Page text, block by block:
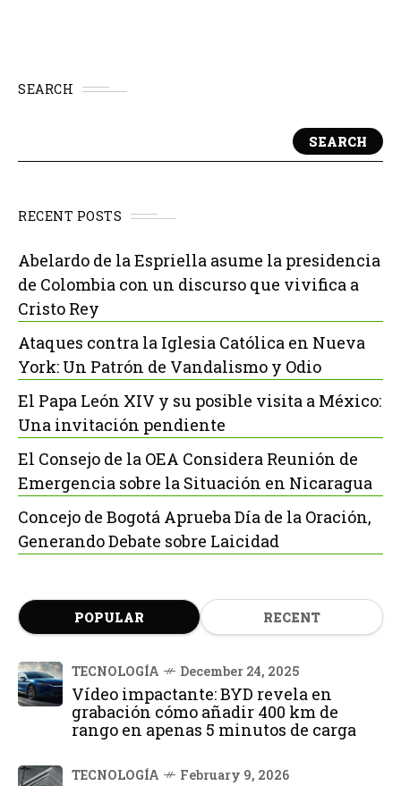
SEARCH
SEARCH
RECENT POSTS
Abelardo de la Espriella asume la presidencia
de Colombia con un discurso que vivifica a
Cristo Rey
Ataques contra la Iglesia Católica en Nueva
York: Un Patrón de Vandalismo y Odio
El Papa León XIV y su posible visita a México:
Una invitación pendiente
El Consejo de la OEA Considera Reunión de
Emergencia sobre la Situación en Nicaragua
Concejo de Bogotá Aprueba Día de la Oración,
Generando Debate sobre Laicidad
POPULAR RECENT
TECNOLOGÍA December 24, 2025
Vídeo impactante: BYD revela en
grabación cómo añadir 400 km de
rango en apenas 5 minutos de carga
TECNOLOGÍA February 9, 2026